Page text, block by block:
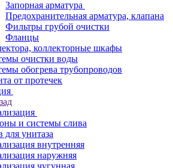
Запорная арматура
Предохранительная арматура, клапана
Фильтры грубой очистки
Фланцы
коллекторные шкафы
очистки воды
обогрева трубопроводов
от протечек
и системы слива
для унитаза
внутренняя
наружняя
чугунная